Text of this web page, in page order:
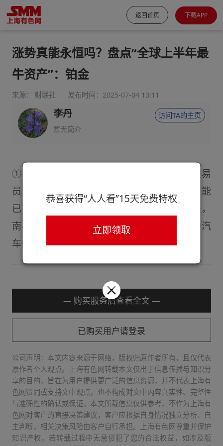
返回首页 下载APP
涨势真能永恒吗？盘点“全球上半年最
牛资产”：铂金
来源： 财联社 发布时间：2025-07-04 13:11
李丹
暂无简介
访问TA的主页
①在经历了二季度的疯狂后，不少分析师和交易
员本周也表示，铂金价格进一步上涨的空间可能
已有限；②预计中国接下来的铂金进口将放缓，
南非产量将恢复，而作为铂金主要工业用途的汽
车行业需求仍显疲软……（财联社）
— 购买服务后查看全文 —
已购买用户请登录
公司声明：本文内容来源于网络，版权归原作者所有，且仅代表
原作者个人观点。上海有色网转载本文仅出于信息传播与知识分
享的目的，旨在为用户提供更广泛的信息资源，并不代表上海有
色网赞同或支持文中观点，也不构成对文中内容真实性、完整性
与准确性的确认或保证。本文所载信息仅供参考，不作为上海有
色网对客户的直接决策建议，客户应根据自身情况独立分析、自
主判断，相关决策风险由客户自行承担。上海有色网尊重并保护
知识产权，若转载过程中无意侵犯了您的合法权益，如涉及版
恭喜获得“人人看”15天免费特权
立即领取